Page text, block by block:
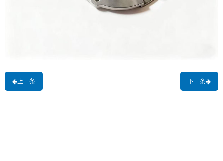
上一条 下一条